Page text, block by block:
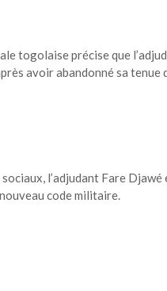
togolaise précise que
avoir abandonné sa
l’adjudant Fare
code militaire.